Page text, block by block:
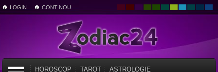
LOGIN CONT NOU
HOROSCOP TAROT ASTROLOGIE